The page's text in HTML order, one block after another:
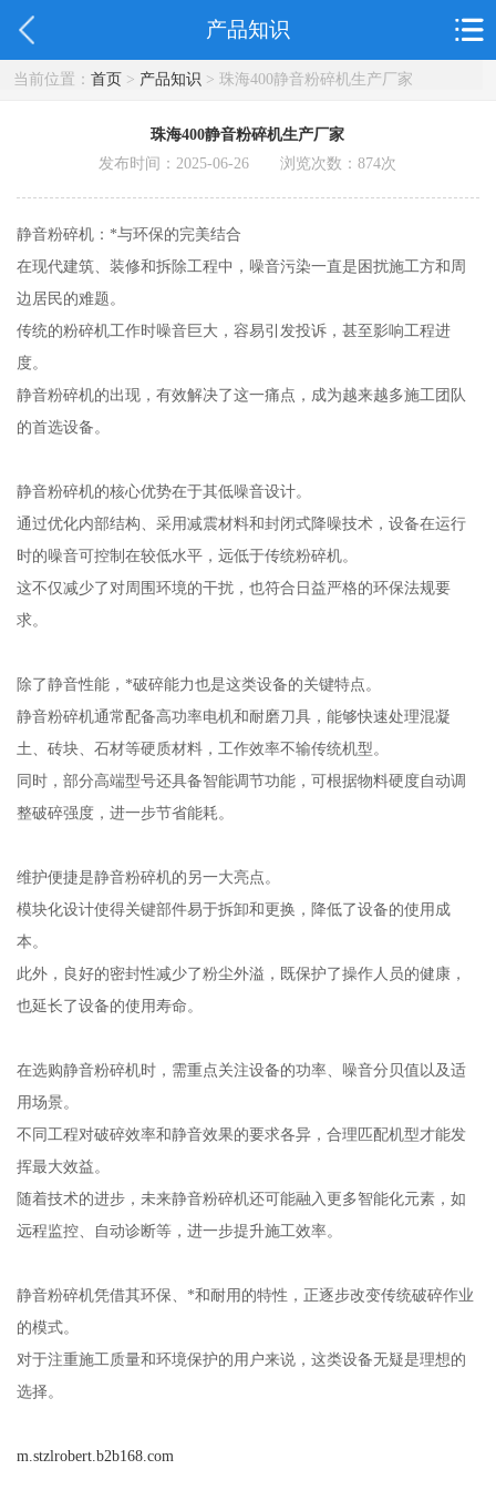
产品知识
当前位置： 首页> 产品知识 > 珠海400静音粉碎机生产厂家
珠海400静音粉碎机生产厂家
发布时间：2025-06-26 浏览次数：874次
静音粉碎机：*与环保的完美结合
在现代建筑、装修和拆除工程中，噪音污染一直是困扰施工方和周
边居民的难题。
传统的粉碎机工作时噪音巨大，容易引发投诉，甚至影响工程进
度。
静音粉碎机的出现，有效解决了这一痛点，成为越来越多施工团队
的首选设备。
静音粉碎机的核心优势在于其低噪音设计。
通过优化内部结构、采用减震材料和封闭式降噪技术，设备在运行
时的噪音可控制在较低水平，远低于传统粉碎机。
这不仅减少了对周围环境的干扰，也符合日益严格的环保法规要
求。
除了静音性能，*破碎能力也是这类设备的关键特点。
静音粉碎机通常配备高功率电机和耐磨刀具，能够快速处理混凝
土、砖块、石材等硬质材料，工作效率不输传统机型。
同时，部分高端型号还具备智能调节功能，可根据物料硬度自动调
整破碎强度，进一步节省能耗。
维护便捷是静音粉碎机的另一大亮点。
模块化设计使得关键部件易于拆卸和更换，降低了设备的使用成
本。
此外，良好的密封性减少了粉尘外溢，既保护了操作人员的健康，
也延长了设备的使用寿命。
在选购静音粉碎机时，需重点关注设备的功率、噪音分贝值以及适
用场景。
不同工程对破碎效率和静音效果的要求各异，合理匹配机型才能发
挥最大效益。
随着技术的进步，未来静音粉碎机还可能融入更多智能化元素，如
远程监控、自动诊断等，进一步提升施工效率。
静音粉碎机凭借其环保、*和耐用的特性，正逐步改变传统破碎作业
的模式。
对于注重施工质量和环境保护的用户来说，这类设备无疑是理想的
选择。
m.stzlrobert.b2b168.com